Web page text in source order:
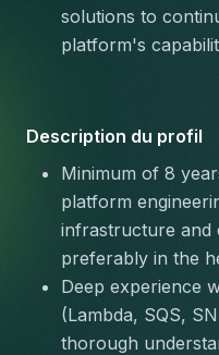
solutions to
platform's
Description du profil
Minimum of 8
platform
infrastructure and
preferably in the
Deep experience
(Lambda, SQS,
thorough